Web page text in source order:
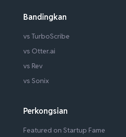
Bandingkan
vs TurboScribe
vs Otter.ai
vs Rev
vs Sonix
Perkongsian
Featured on Startup Fame